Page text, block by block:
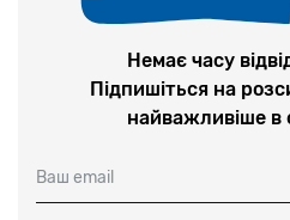
Немає часу
Підпишіться на
найважливіше в
Ваш email